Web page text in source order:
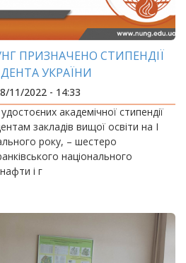
ПРИЗНАЧЕНО СТИПЕНДІЇ
УКРАЇНИ
11/2022 - 14:33
академічної стипендії
закладів вищої освіти на І
року, – шестеро
національного
і г